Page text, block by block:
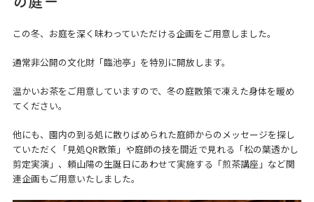
この冬、お庭を深く味わっていただける企画をご用意しました。
通常非公開の文化財「臨池亭」を特別に開放します。
温かいお茶をご用意していますので、冬の庭散策で凍えた身体を暖め
てください。
他にも、園内の到る処に散りばめられた庭師からのメッセージを探し
ていただく「見処QR散策」や庭師の技を間近で見れる「松の葉透かし
剪定実演」、頼山陽の生誕日にあわせて実施する「煎茶講座」など関
連企画もご用意いたしました。